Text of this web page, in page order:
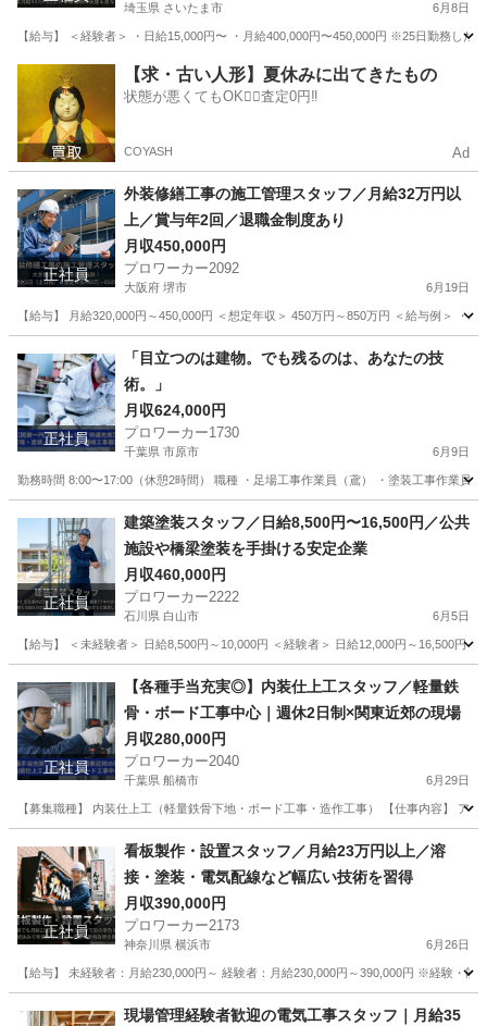
埼玉県 さいたま市 6月8日
【給与】 ＜経験者＞ ・日給15,000円〜 ・月給400,000円〜450,000円 ※25日勤務し
さいたま市 その他 未経験
【求・古い人形】夏休みに出てきたもの
状態が悪くてもOK🙆‍♀️査定0円‼️
COYASH Ad
正社員
外装修繕工事の施工管理スタッフ／月給32万円以
上／賞与年2回／退職金制度あり
月収450,000円
プロワーカー2092
大阪府 堺市 6月19日
【給与】 月給320,000円～450,000円 ＜想定年収＞ 450万円～850万円 ＜給与例＞ ・
その他
正社員
「目立つのは建物。でも残るのは、あなたの技
術。」
月収624,000円
プロワーカー1730
千葉県 市原市 6月9日
勤務時間 8:00〜17:00（休憩2時間） 職種 ・足場工事作業員（鳶） ・塗装工事作業員
その他 埼玉 さいたま市 その他 未経験
正社員
建築塗装スタッフ／日給8,500円〜16,500円／公共
施設や橋梁塗装を手掛ける安定企業
月収460,000円
プロワーカー2222
石川県 白山市 6月5日
【給与】 ＜未経験者＞ 日給8,500円～10,000円 ＜経験者＞ 日給12,000円～16,500円
その他
正社員
【各種手当充実◎】内装仕上工スタッフ／軽量鉄
骨・ボード工事中心｜週休2日制×関東近郊の現場
月収280,000円
プロワーカー2040
千葉県 船橋市 6月29日
【募集職種】 内装仕上工（軽量鉄骨下地・ボード工事・造作工事） 【仕事内容】 ア
その他
正社員
看板製作・設置スタッフ／月給23万円以上／溶
接・塗装・電気配線など幅広い技術を習得
月収390,000円
プロワーカー2173
神奈川県 横浜市 6月26日
【給与】 未経験者：月給230,000円～ 経験者：月給230,000円～390,000円 ※経験・
その他 未経験
現場管理経験者歓迎の電気工事スタッフ｜月給35